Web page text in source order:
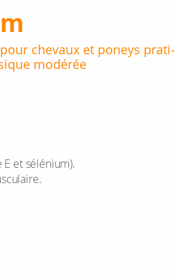
che­vaux et poneys pra­ti­
modé­rée
et sélé­nium).